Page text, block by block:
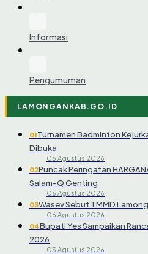
Informasi
Pengumuman
LAMONGANKAB.GO.ID
01Turnamen Badminton
Dibuka
06 Agustus 2026
02Puncak Peringatan
Salam-Q Genting
06 Agustus 2026
03Wasev Sebut TMMD
06 Agustus 2026
04Bupati Yes Sampaikan
2026
05 Agustus 2026